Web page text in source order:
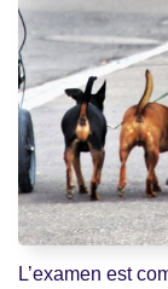
L’examen est